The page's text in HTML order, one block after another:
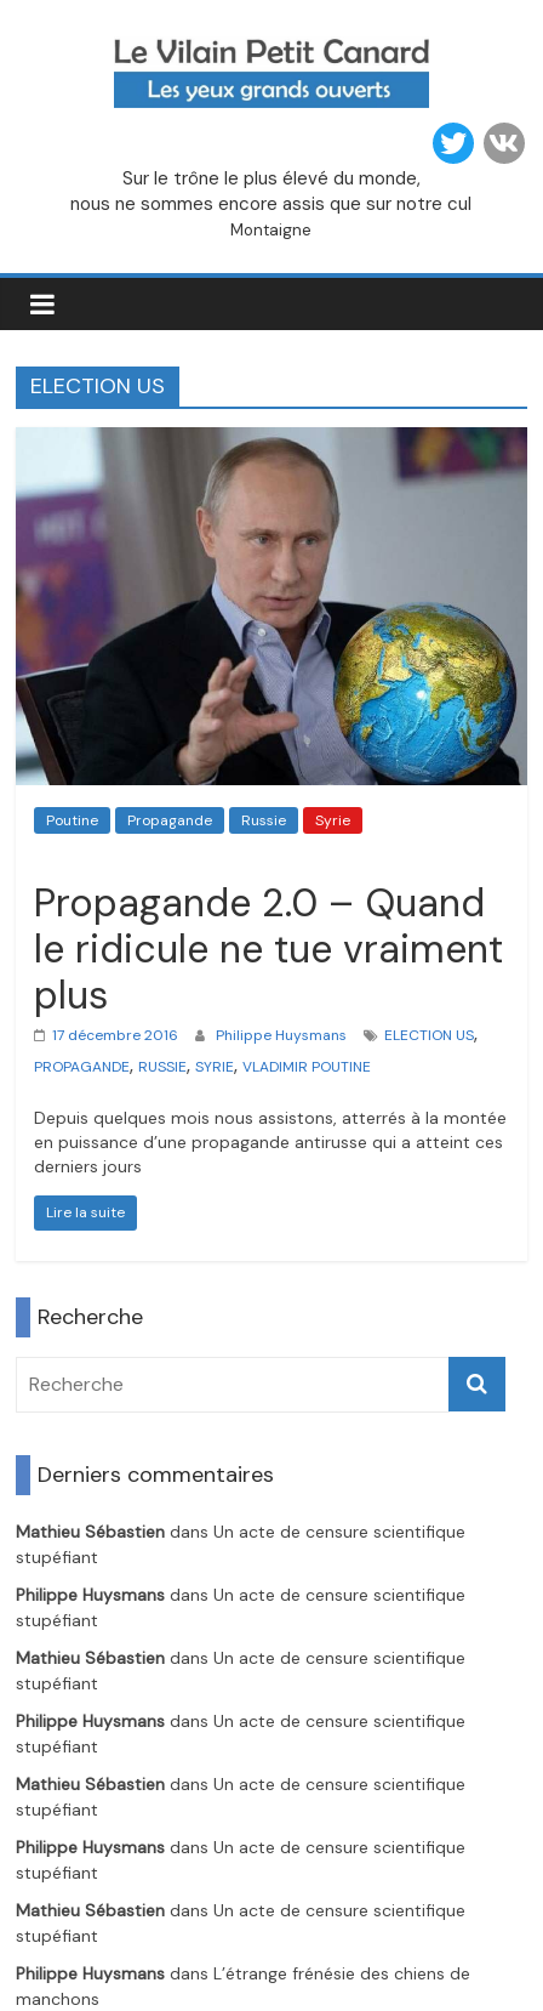
Vilain
Petit
Canard
Sur le trône le plus élevé du monde,
nous ne sommes encore assis que sur notre cul
Montaigne
ELECTION US
Poutine Propagande Russie Syrie
Propagande 2.0 – Quand
le ridicule ne tue vraiment
plus
17 décembre 2016 Philippe Huysmans ELECTION US,
PROPAGANDE,RUSSIE,SYRIE,VLADIMIR POUTINE
Depuis quelques mois nous assistons, atterrés à la montée
en puissance d’une propagande antirusse qui a atteint ces
derniers jours
Lire la suite
Recherche
Derniers commentaires
Mathieu Sébastien dansUn acte de censure scientifique
stupéfiant
Philippe Huysmans dansUn acte de censure scientifique
stupéfiant
Mathieu Sébastien dansUn acte de censure scientifique
stupéfiant
Philippe Huysmans dansUn acte de censure scientifique
stupéfiant
Mathieu Sébastien dansUn acte de censure scientifique
stupéfiant
Philippe Huysmans dansUn acte de censure scientifique
stupéfiant
Mathieu Sébastien dansUn acte de censure scientifique
stupéfiant
Philippe Huysmans dansL’étrange frénésie des chiens de
manchons